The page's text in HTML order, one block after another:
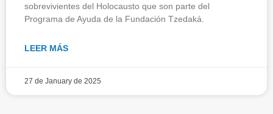
sobrevivientes del Holocausto que son parte del
Programa de Ayuda de la Fundación Tzedaká.
LEER MÁS
27 de January de 2025